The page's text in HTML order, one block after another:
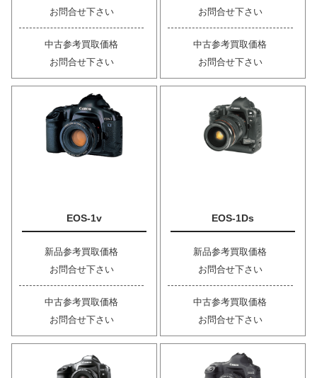
お問合せ下さい
中古参考買取価格
お問合せ下さい
お問合せ下さい
中古参考買取価格
お問合せ下さい
EOS-1v
新品参考買取価格
お問合せ下さい
中古参考買取価格
お問合せ下さい
EOS-1Ds
新品参考買取価格
お問合せ下さい
中古参考買取価格
お問合せ下さい